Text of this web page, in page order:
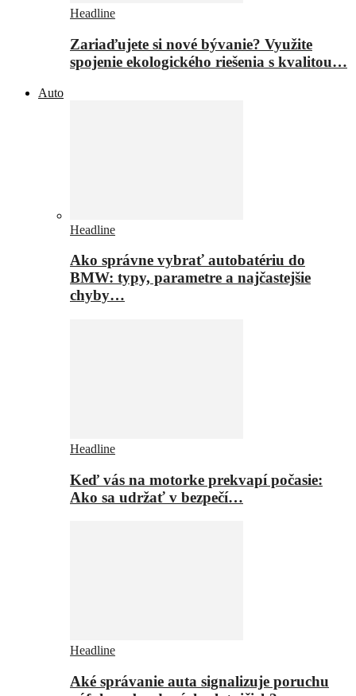
Headline
Zariaďujete si nové bývanie? Využite
spojenie ekologického riešenia s kvalitou…
Auto
Headline
Ako správne vybrať autobatériu do
BMW: typy, parametre a najčastejšie
chyby…
Headline
Keď vás na motorke prekvapí počasie:
Ako sa udržať v bezpečí…
Headline
Aké správanie auta signalizuje poruchu